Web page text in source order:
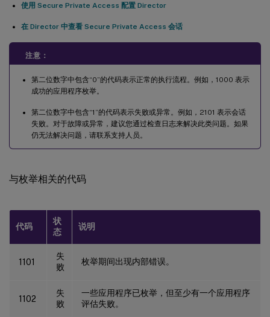
使用 Secure Private Access 配置 Director
在 Director 中查看 Secure Private Access 会话
注意：
第二位数字中包含“0”的代码表示正常的执行流程。例如，1000 表示
成功的应用程序枚举。
第二位数字中包含“1”的代码表示失败或异常。例如，2101 表示会话
失败。对于故障或异常，建议您通过检查日志来解决此类问题。如果
仍无法解决问题，请联系支持人员。
与枚举相关的代码
代码
状
态
说明
1101
失
败
枚举期间出现内部错误。
1102
失
败
一些应用程序已枚举，但至少有一个应用程序
评估失败。